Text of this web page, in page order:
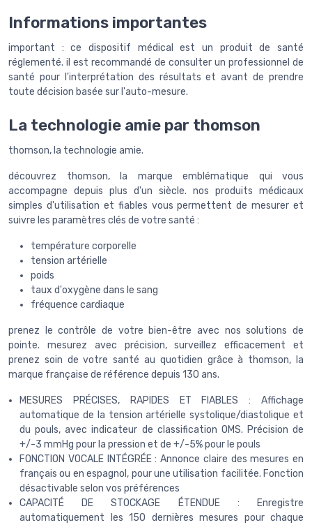
Informations importantes
important : ce dispositif médical est un produit de santé
réglementé. il est recommandé de consulter un professionnel de
santé pour l'interprétation des résultats et avant de prendre
toute décision basée sur l'auto-mesure.
La technologie amie par thomson
thomson, la technologie amie.
découvrez thomson, la marque emblématique qui vous
accompagne depuis plus d'un siècle. nos produits médicaux
simples d'utilisation et fiables vous permettent de mesurer et
suivre les paramètres clés de votre santé :
température corporelle
tension artérielle
poids
taux d'oxygène dans le sang
fréquence cardiaque
prenez le contrôle de votre bien-être avec nos solutions de
pointe. mesurez avec précision, surveillez efficacement et
prenez soin de votre santé au quotidien grâce à thomson, la
marque française de référence depuis 130 ans.
MESURES PRÉCISES, RAPIDES ET FIABLES : Affichage
automatique de la tension artérielle systolique/diastolique et
du pouls, avec indicateur de classification OMS. Précision de
+/-3 mmHg pour la pression et de +/-5% pour le pouls
FONCTION VOCALE INTÉGRÉE : Annonce claire des mesures en
français ou en espagnol, pour une utilisation facilitée. Fonction
désactivable selon vos préférences
CAPACITÉ DE STOCKAGE ÉTENDUE : Enregistre
automatiquement les 150 dernières mesures pour chaque